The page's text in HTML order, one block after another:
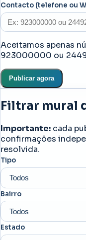
Contacto (telefone ou
Aceitamos apenas
923000000 ou
Publicar agora
Filtrar mural
Importante: cada
confirmações
resolvida.
Tipo
Bairro
Estado